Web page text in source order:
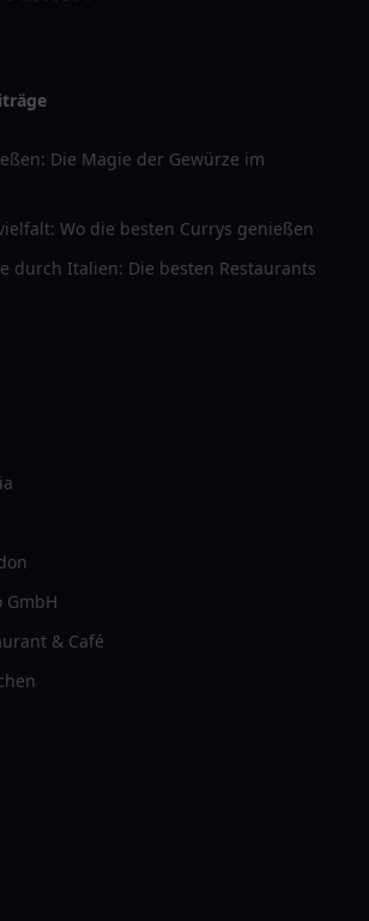
Die Magie der Gewürze im
Wo die besten Currys genießen
durch Italien: Die besten Restaurants
GmbH
& Café